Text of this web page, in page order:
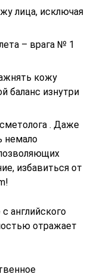
лица, исключая
– врага № 1
кожу
баланс изнутри
. Даже
немало
избавиться от
английского
отражает